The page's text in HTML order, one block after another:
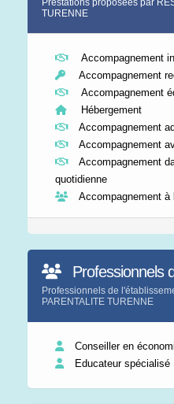
Prestations proposées par
TURENNE
Accompagnement
Accompagnement
Accompagnement
Hébergement
Accompagnement
Accompagnement
Accompagnement
quotidienne
Accompagnement à
Professionnels
Professionnels de
PARENTALITE TURENNE
Conseiller en
Educateur spécialisé